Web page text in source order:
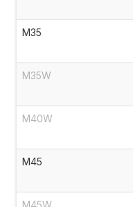
M35
M35W
M40W
M45
M45W